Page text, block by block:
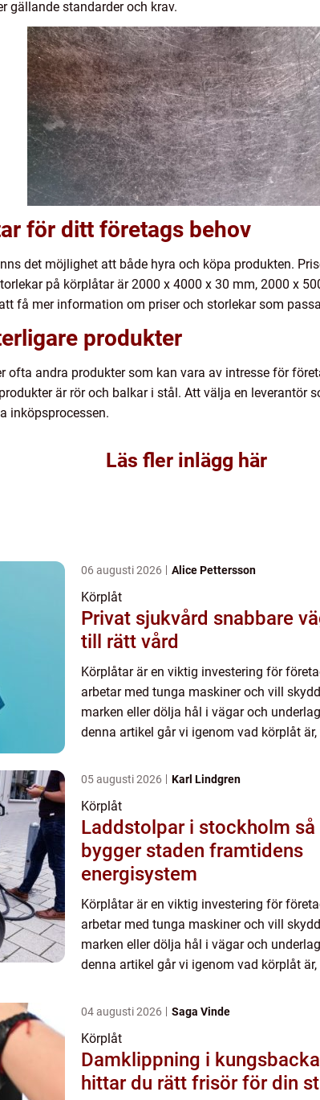
gällande standarder och krav.
för ditt företags behov
det möjlighet att både hyra och köpa produkten.
på körplåtar är 2000 x 4000 x 30 mm, 2000 x
få mer information om priser och storlekar som
produkter
ofta andra produkter som kan vara av intresse för
är rör och balkar i stål. Att välja en leverantör
inköpsprocessen.
Läs fler inlägg här
06 augusti 2026 Alice Pettersson
Körplåt
Privat sjukvård snabbare vägar
till rätt vård
Körplåtar är en viktig investering för
arbetar med tunga maskiner och vill
marken eller dölja hål i vägar och
denna artikel går vi igenom vad körplåt är,
05 augusti 2026 Karl Lindgren
Körplåt
Laddstolpar i stockholm så
bygger staden framtidens
energisystem
Körplåtar är en viktig investering för
arbetar med tunga maskiner och vill
marken eller dölja hål i vägar och
denna artikel går vi igenom vad körplåt är,
04 augusti 2026 Saga Vinde
Körplåt
Damklippning i kungsbacka så
hittar du rätt frisör för din